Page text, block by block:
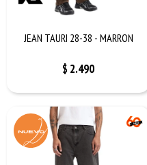
JEAN TAURI 28-38 - MARRON
$ 2.490